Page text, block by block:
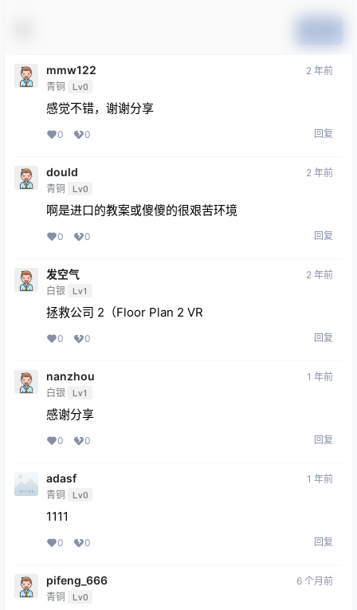
mmw122
青铜 Lv0
2 年前
感觉不错，谢谢分享
0 0 回复
dould
青铜 Lv0
2 年前
啊是进口的教案或傻傻的很艰苦环境
0 0 回复
发空气
白银 Lv1
2 年前
拯救公司 2（Floor Plan 2 VR
0 0 回复
nanzhou
白银 Lv1
1 年前
感谢分享
0 0 回复
adasf
青铜 Lv0
1 年前
1111
0 0 回复
pifeng_666
青铜 Lv0
6 个月前